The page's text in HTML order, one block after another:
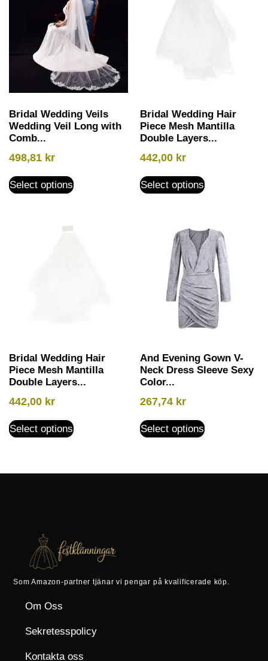
Bridal Wedding Veils
Wedding Veil Long with
Comb...
498,81 kr
Select options
Bridal Wedding Hair
Piece Mesh Mantilla
Double Layers...
442,00 kr
Select options
Bridal Wedding Hair
Piece Mesh Mantilla
Double Layers...
442,00 kr
Select options
And Evening Gown V-
Neck Dress Sleeve Sexy
Color...
267,74 kr
Select options
Som Amazon-partner tjänar vi pengar på kvalificerade köp.
Om Oss
Sekretesspolicy
Kontakta oss